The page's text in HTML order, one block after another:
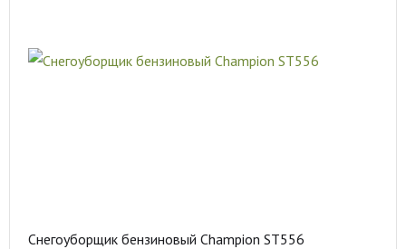
Снегоуборщик бензиновый Champion ST556